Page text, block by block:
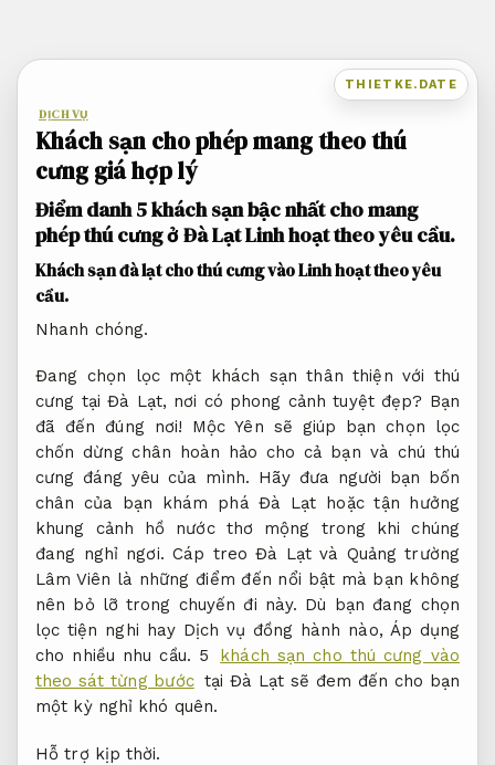
THIETKE.DATE
DỊCH VỤ
Khách sạn cho phép mang theo thú
cưng giá hợp lý
Điểm danh 5 khách sạn bậc nhất cho mang
phép thú cưng ở Đà LạtLinh hoạt theo yêu cầu.
Khách sạn đà lạt cho thú cưng vàoLinh hoạt theo yêu
cầu.
Nhanh chóng.
Đang chọn lọc một khách sạn thân thiện với thú
cưng tại Đà Lạt, nơi có phong cảnh tuyệt đẹp? Bạn
đã đến đúng nơi! Mộc Yên sẽ giúp bạn chọn lọc
chốn dừng chân hoàn hảo cho cả bạn và chú thú
cưng đáng yêu của mình. Hãy đưa người bạn bốn
chân của bạn khám phá Đà Lạt hoặc tận hưởng
khung cảnh hồ nước thơ mộng trong khi chúng
đang nghỉ ngơi. Cáp treo Đà Lạt và Quảng trường
Lâm Viên là những điểm đến nổi bật mà bạn không
nên bỏ lỡ trong chuyến đi này. Dù bạn đang chọn
lọc tiện nghi hay Dịch vụ đồng hành nào, Áp dụng
cho nhiều nhu cầu. 5
khách sạn cho thú cưng vào
theo sát từng bước tại Đà Lạt sẽ đem đến cho bạn
một kỳ nghỉ khó quên.
Hỗ trợ kịp thời.